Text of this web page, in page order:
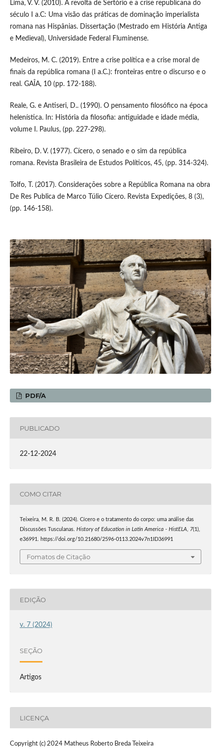
Lima, V. V. (2010). A revolta de Sertório e a crise republicana do
século I a.C: Uma visão das práticas de dominação imperialista
romana nas Hispânias. Dissertação (Mestrado em História Antiga
e Medieval), Universidade Federal Fluminense.
Medeiros, M. C. (2019). Entre a crise política e a crise moral de
finais da república romana (I a.C.): fronteiras entre o discurso e o
real. GAÎA, 10 (pp. 172-188).
Reale, G. e Antiseri, D.. (1990). O pensamento filosófico na época
helenística. In: História da filosofia: antiguidade e idade média,
volume I. Paulus, (pp. 227-298).
Ribeiro, D. V. (1977). Cícero, o senado e o sim da república
romana. Revista Brasileira de Estudos Políticos, 45, (pp. 314-324).
Tolfo, T. (2017). Considerações sobre a República Romana na obra
De Res Publica de Marco Túlio Cícero. Revista Expedições, 8 (3),
(pp. 146-158).
PDF/A
PUBLICADO
22-12-2024
COMO CITAR
Teixeira, M. R. B. (2024). Cícero e o tratamento do corpo: uma análise das
Discussões Tusculanas. History of Education in Latin America - HistELA, 7(1),
e36991. https://doi.org/10.21680/2596-0113.2024v7n1ID36991
Fomatos de Citação
EDIÇÃO
v. 7 (2024)
SEÇÃO
Artigos
LICENÇA
Copyright (c) 2024 Matheus Roberto Breda Teixeira